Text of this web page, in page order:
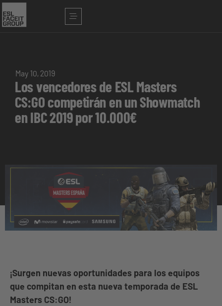
May 10, 2019
Los vencedores de ESL Masters
CS:GO competirán en un Showmatch
en IBC 2019 por 10.000€
¡Surgen nuevas oportunidades para los equipos
que compitan en esta nueva temporada de ESL
Masters CS:GO!